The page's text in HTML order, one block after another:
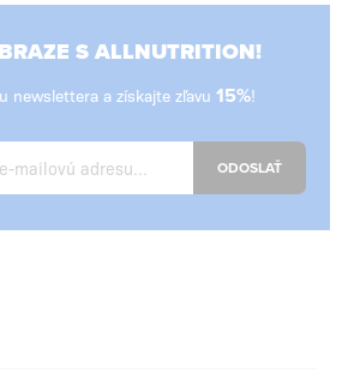
S ALLNUTRITION!
newslettera a získajte zľavu 15%!
ODOSLAŤ